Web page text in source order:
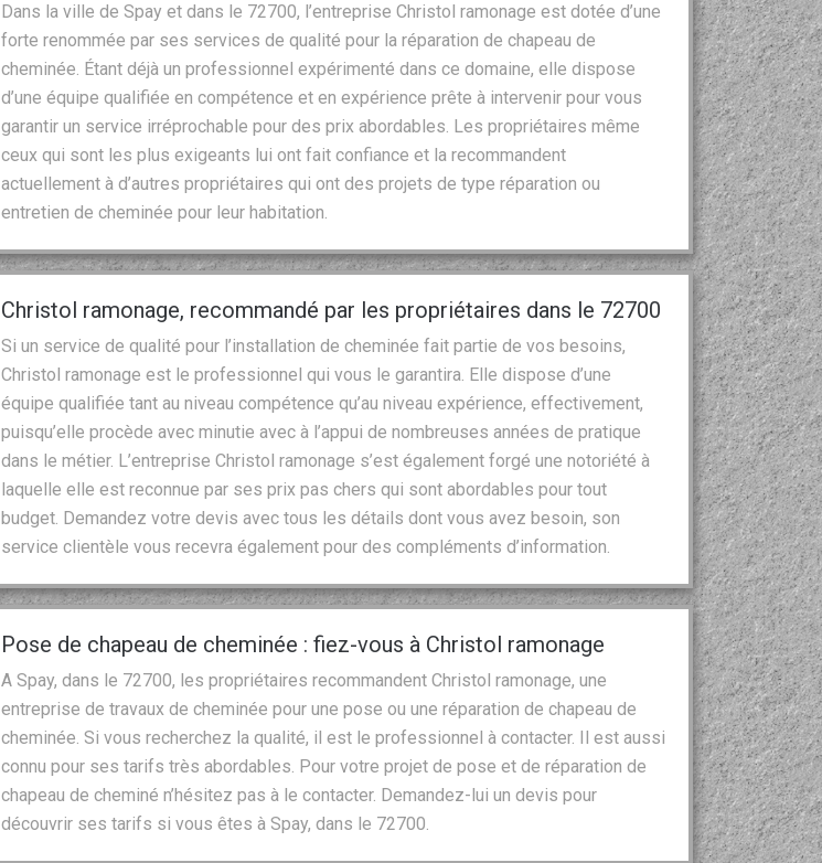
Dans la ville de Spay et dans le 72700, l’entreprise Christol ramonage est dotée d’une
forte renommée par ses services de qualité pour la réparation de chapeau de
cheminée. Étant déjà un professionnel expérimenté dans ce domaine, elle dispose
d’une équipe qualifiée en compétence et en expérience prête à intervenir pour vous
garantir un service irréprochable pour des prix abordables. Les propriétaires même
ceux qui sont les plus exigeants lui ont fait confiance et la recommandent
actuellement à d’autres propriétaires qui ont des projets de type réparation ou
entretien de cheminée pour leur habitation.
Christol ramonage, recommandé par les propriétaires dans le 72700
Si un service de qualité pour l’installation de cheminée fait partie de vos besoins,
Christol ramonage est le professionnel qui vous le garantira. Elle dispose d’une
équipe qualifiée tant au niveau compétence qu’au niveau expérience, effectivement,
puisqu’elle procède avec minutie avec à l’appui de nombreuses années de pratique
dans le métier. L’entreprise Christol ramonage s’est également forgé une notoriété à
laquelle elle est reconnue par ses prix pas chers qui sont abordables pour tout
budget. Demandez votre devis avec tous les détails dont vous avez besoin, son
service clientèle vous recevra également pour des compléments d’information.
Pose de chapeau de cheminée : fiez-vous à Christol ramonage
A Spay, dans le 72700, les propriétaires recommandent Christol ramonage, une
entreprise de travaux de cheminée pour une pose ou une réparation de chapeau de
cheminée. Si vous recherchez la qualité, il est le professionnel à contacter. Il est aussi
connu pour ses tarifs très abordables. Pour votre projet de pose et de réparation de
chapeau de cheminé n’hésitez pas à le contacter. Demandez-lui un devis pour
découvrir ses tarifs si vous êtes à Spay, dans le 72700.